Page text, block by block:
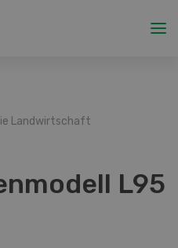
Landwirtschaft
L95